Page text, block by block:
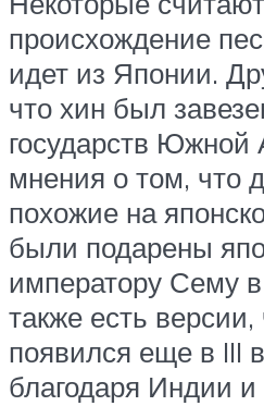
происхождение
идет из Японии.
что хин был
государств Южной
мнения о том, что
похожие на
были подарены
императору Сему
также есть версии,
появился еще в III
благодаря Индии